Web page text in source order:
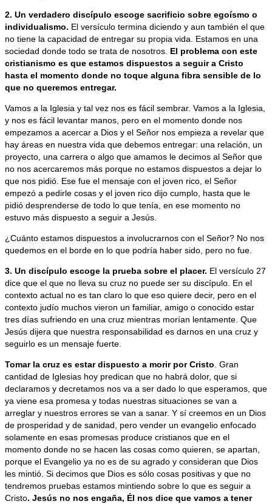
2. Un verdadero discípulo escoge sacrificio sobre egoísmo o
individualismo. El versículo termina diciendo y aun también el que
no tiene la capacidad de entregar su propia vida. Estamos en una
sociedad donde todo se trata de nosotros. El problema con este
cristianismo es que estamos dispuestos a seguir a Cristo
hasta el momento donde no toque alguna fibra sensible de lo
que no queremos entregar.
Vamos a la Iglesia y tal vez nos es fácil sembrar. Vamos a la Iglesia,
y nos es fácil levantar manos, pero en el momento donde nos
empezamos a acercar a Dios y el Señor nos empieza a revelar que
hay áreas en nuestra vida que debemos entregar: una relación, un
proyecto, una carrera o algo que amamos le decimos al Señor que
no nos acercaremos más porque no estamos dispuestos a dejar lo
que nos pidió. Ese fue el mensaje con el joven rico, el Señor
empezó a pedirle cosas y el joven rico dijo cumplo, hasta que le
pidió desprenderse de todo lo que tenía, en ese momento no
estuvo más dispuesto a seguir a Jesús.
¿Cuánto estamos dispuestos a involucrarnos con el Señor? No nos
quedemos en el borde en lo que podría haber sido, pero no fue.
3. Un discípulo escoge la prueba sobre el placer. El versículo 27
dice que el que no lleva su cruz no puede ser su discípulo. En el
contexto actual no es tan claro lo que eso quiere decir, pero en el
contexto judío muchos vieron un familiar, amigo o conocido estar
tres días sufriendo en una cruz mientras morían lentamente. Que
Jesús dijera que nuestra responsabilidad es darnos en una cruz y
seguirlo es un mensaje fuerte.
Tomar la cruz es estar dispuesto a morir por Cristo. Gran
cantidad de Iglesias hoy predican que no habrá dolor, que si
declaramos y decretamos nos va a ser dado lo que esperamos, que
ya viene esa promesa y todas nuestras situaciones se van a
arreglar y nuestros errores se van a sanar. Y sí creemos en un Dios
de prosperidad y de sanidad, pero vender un evangelio enfocado
solamente en esas promesas produce cristianos que en el
momento donde no se hacen las cosas como quieren, se apartan,
porque el Evangelio ya no es de su agrado y consideran que Dios
les mintió. Si decimos que Dios es sólo cosas positivas y que no
tendremos pruebas estamos mintiendo sobre lo que es seguir a
Cristo. Jesús no nos engaña, Él nos dice que vamos a tener